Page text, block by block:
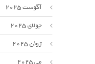
آگوست 2025
جولای 2025
ژوئن 2025
می 2025